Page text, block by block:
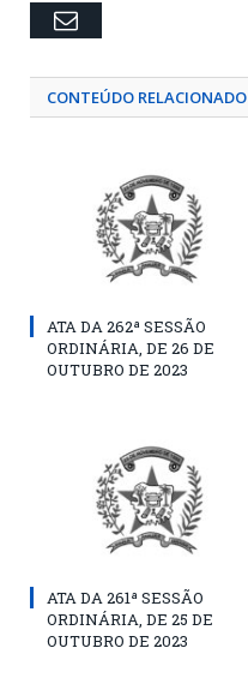
Email
CONTEÚDO RELACIONADO
ATA DA 262ª SESSÃO
ORDINÁRIA, DE 26 DE
OUTUBRO DE 2023
ATA DA 261ª SESSÃO
ORDINÁRIA, DE 25 DE
OUTUBRO DE 2023